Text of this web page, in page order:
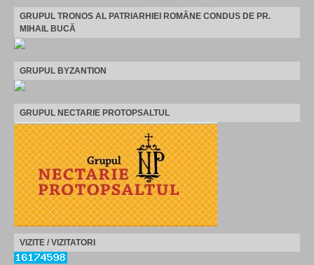
GRUPUL TRONOS AL PATRIARHIEI ROMÂNE CONDUS DE PR.
MIHAIL BUCĂ
GRUPUL BYZANTION
GRUPUL NECTARIE PROTOPSALTUL
VIZITE / VIZITATORI